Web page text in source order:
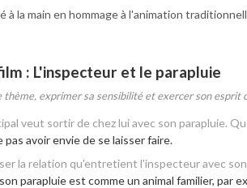
à la main en hommage à l'animation
: L'inspecteur et le parapluie
exprimer sa sensibilité et exercer son esprit
veut sortir de chez lui avec son parapluie.
pas avoir envie de se laisser faire.
la relation qu'entretient l'inspecteur avec son
parapluie est comme un animal familier, par